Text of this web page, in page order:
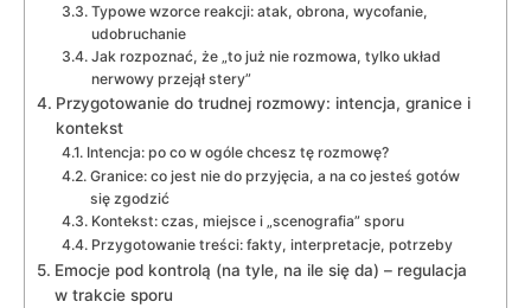
Typowe wzorce reakcji: atak, obrona, wycofanie,
udobruchanie
Jak rozpoznać, że „to już nie rozmowa, tylko układ
nerwowy przejął stery”
Przygotowanie do trudnej rozmowy: intencja, granice i
kontekst
Intencja: po co w ogóle chcesz tę rozmowę?
Granice: co jest nie do przyjęcia, a na co jesteś gotów
się zgodzić
Kontekst: czas, miejsce i „scenografia” sporu
Przygotowanie treści: fakty, interpretacje, potrzeby
Emocje pod kontrolą (na tyle, na ile się da) – regulacja
w trakcie sporu